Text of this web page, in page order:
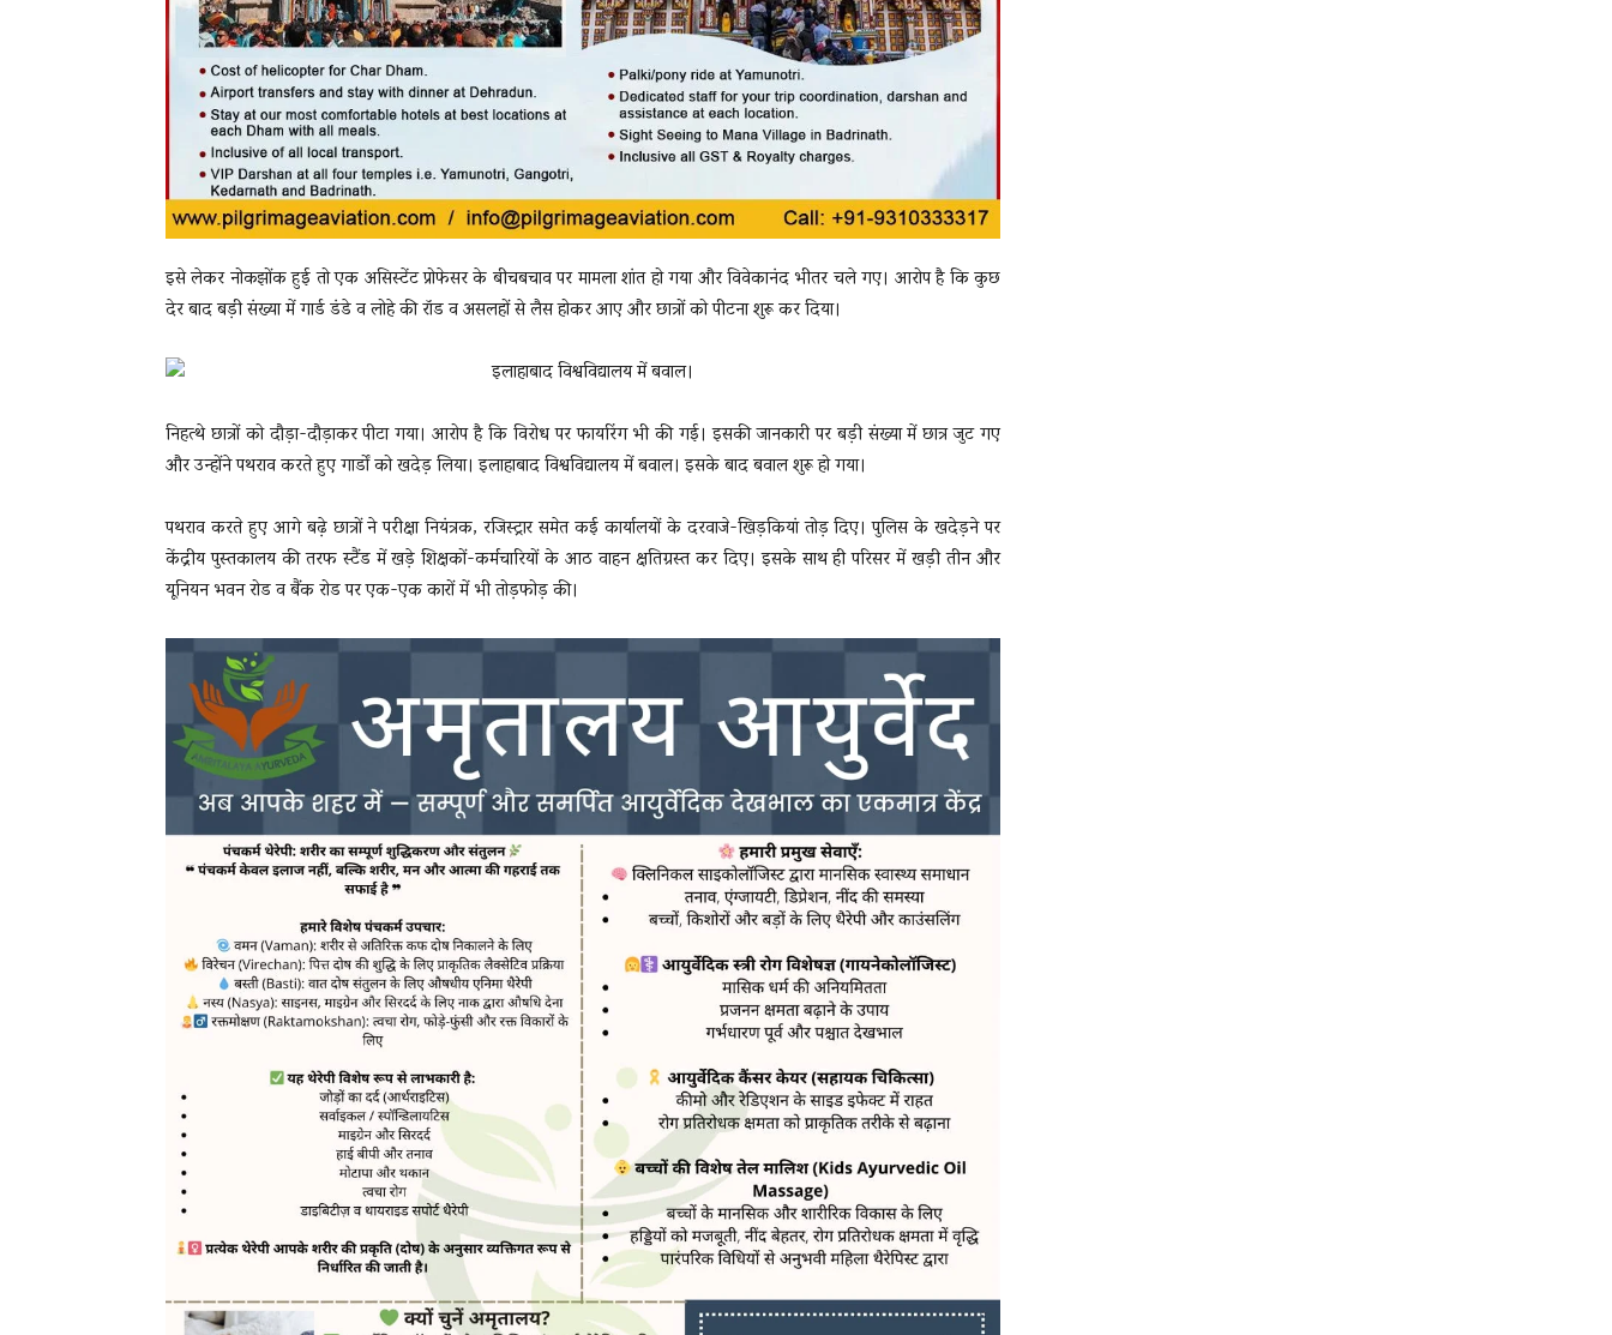
इसे लेकर नोकझोंक हुई तो एक असिस्टेंट प्रोफेसर के बीचबचाव पर मामला शांत हो गया और विवेकानंद भीतर चले गए। आरोप है कि कुछ
देर बाद बड़ी संख्या में गार्ड डंडे व लोहे की रॉड व असलहों से लैस होकर आए और छात्रों को पीटना शुरू कर दिया।
निहत्थे छात्रों को दौड़ा-दौड़ाकर पीटा गया। आरोप है कि विरोध पर फायरिंग भी की गई। इसकी जानकारी पर बड़ी संख्या में छात्र जुट गए
और उन्होंने पथराव करते हुए गार्डों को खदेड़ लिया। इलाहाबाद विश्वविद्यालय में बवाल। इसके बाद बवाल शुरू हो गया।
पथराव करते हुए आगे बढ़े छात्रों ने परीक्षा नियंत्रक, रजिस्ट्रार समेत कई कार्यालयों के दरवाजे-खिड़कियां तोड़ दिए। पुलिस के खदेड़ने पर
केंद्रीय पुस्तकालय की तरफ स्टैंड में खड़े शिक्षकों-कर्मचारियों के आठ वाहन क्षतिग्रस्त कर दिए। इसके साथ ही परिसर में खड़ी तीन और
यूनियन भवन रोड व बैंक रोड पर एक-एक कारों में भी तोड़फोड़ की।